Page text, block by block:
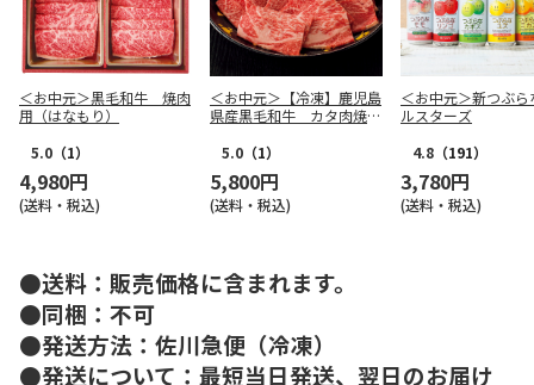
＜お中元＞黒毛和牛 焼肉
用（はなもり）
5.0 （1）
4,980円
(送料・税込)
＜お中元＞【冷凍】鹿児島
県産黒毛和牛 カタ肉焼肉
5.0 （1）
5,800円
(送料・税込)
＜お中元＞新つぶら
ルスターズ
4.8 （191）
3,780円
(送料・税込)
●送料：販売価格に含まれます。
●同梱：不可
●発送方法：佐川急便（冷凍）
●発送について：最短当日発送、翌日のお届け